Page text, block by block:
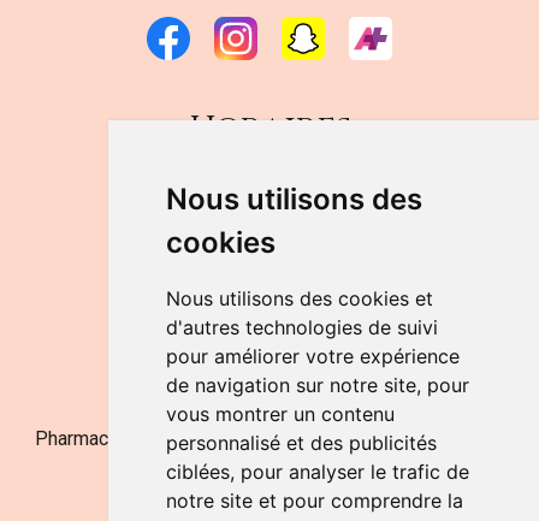
Nous utilisons des
cookies
Nous utilisons des cookies et
d'autres technologies de suivi
pour améliorer votre expérience
de navigation sur notre site, pour
vous montrer un contenu
personnalisé et des publicités
ciblées, pour analyser le trafic de
notre site et pour comprendre la
Horaires
DU LUNDI AU VENDREDI
de 9h à 12h30 et de 14h à 18h
LE SAMEDI
de 9h à 12h30
NOUS CONTACTER
Pharmacie Jufarma - Fatima Abachra - APB 521704 - N°
Entreprise BE0882-700-592